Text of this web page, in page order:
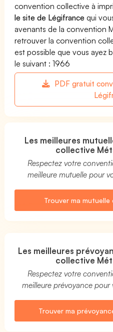
convention collective à
le site de Légifrance qui
avenants de la convention
retrouver la convention
est possible que vous ayez
le suivant : 1966
PDF gratuit
Les meilleures
collective
Respectez votre
meilleure mutuelle pour
Trouver ma
Les meilleures
collective
Respectez votre
meilleure prévoyance pour
Trouver ma